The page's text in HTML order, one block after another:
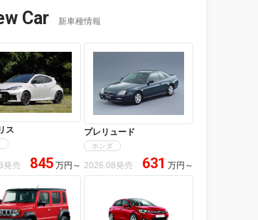
Car 新車種情報
ス
発売 845 万円 ～
プレリュード
ホンダ
2026.08発売 631 万円 ～